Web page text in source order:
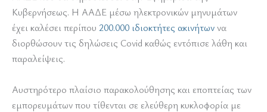
Κυβερνήσεως. Η ΑΑΔΕ μέσω ηλεκτρονικών μηνυμάτων
έχει καλέσει περίπου 200.000 ιδιοκτήτες ακινήτωννα
διορθώσουν τις δηλώσεις Covid καθώς εντόπισε λάθη και
παραλείψεις.
Αυστηρότερο πλαίσιο παρακολούθησης και εποπτείας των
εμπορευμάτων που τίθενται σε ελεύθερη κυκλοφορία με